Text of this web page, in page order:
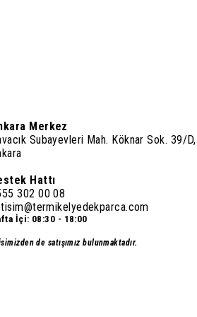
Merkez
Subayevleri Mah. Köknar Sok. 39/
Hattı
302 00 08
İçi: 08:30 - 18:00
de satışımız bulunmaktadır.